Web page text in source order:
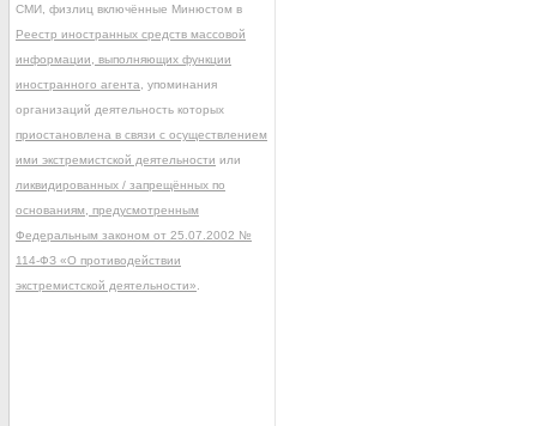
СМИ, физлиц включённые Минюстом в
Реестр иностранных средств массовой
информации, выполняющих функции
иностранного агента , упоминания
организаций деятельность которых
приостановлена в связи с осуществлением
ими экстремистской деятельности или
ликвидированных / запрещённых по
основаниям, предусмотренным
Федеральным законом от 25.07.2002 №
114-ФЗ «О противодействии
экстремистской деятельности»